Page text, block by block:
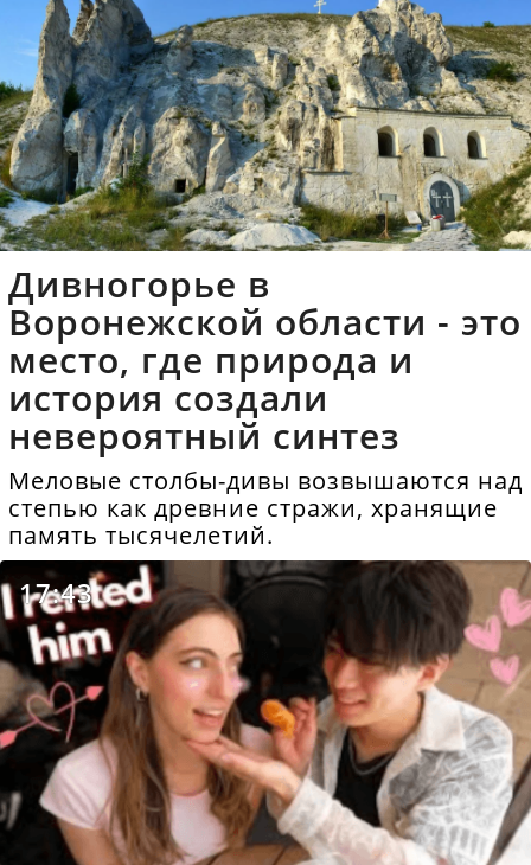
Дивногорье в
Воронежской области - это
место, где природа и
история создали
невероятный синтез
Меловые столбы-дивы возвышаются над
степью как древние стражи, хранящие
память тысячелетий.
17:43